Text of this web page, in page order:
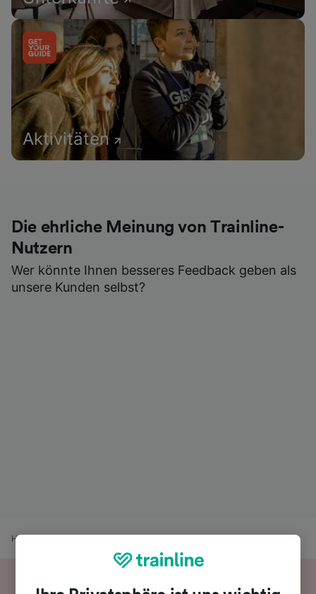
Aktivitäten
Die ehrliche Meinung von Trainline-
Nutzern
Wer könnte Ihnen besseres Feedback geben als
unsere Kunden selbst?
Home